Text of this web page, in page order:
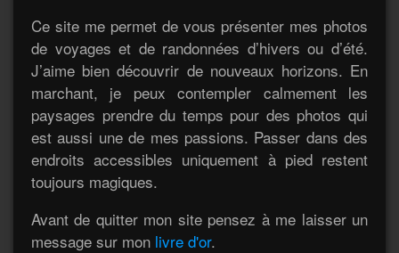
Ce site me permet de vous présenter mes photos
de voyages et de randonnées d’hivers ou d’été.
J’aime bien découvrir de nouveaux horizons. En
marchant, je peux contempler calmement les
paysages prendre du temps pour des photos qui
est aussi une de mes passions. Passer dans des
endroits accessibles uniquement à pied restent
toujours magiques.
Avant de quitter mon site pensez à me laisser un
message sur mon livre d'or.